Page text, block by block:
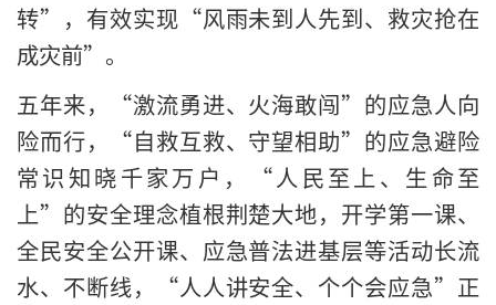
转”，有效实现“风雨未到人先到、救灾抢在
成灾前”。
五年来，“激流勇进、火海敢闯”的应急人向
险而行，“自救互救、守望相助”的应急避险
常识知晓千家万户，“人民至上、生命至
上”的安全理念植根荆楚大地，开学第一课、
全民安全公开课、应急普法进基层等活动长流
水、不断线，“人人讲安全、个个会应急”正